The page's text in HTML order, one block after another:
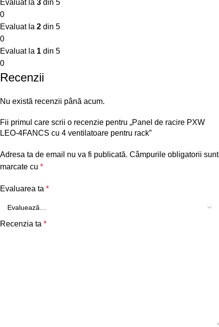
Evaluat la 3 din 5
0
Evaluat la 2 din 5
0
Evaluat la 1 din 5
0
Recenzii
Nu există recenzii până acum.
Fii primul care scrii o recenzie pentru „Panel de racire PXW
LEO-4FANCS cu 4 ventilatoare pentru rack”
Adresa ta de email nu va fi publicată. Câmpurile obligatorii sunt
marcate cu *
Evaluarea ta *
Recenzia ta *